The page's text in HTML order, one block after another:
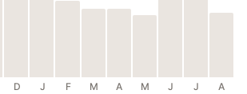
D J F M A M J J A